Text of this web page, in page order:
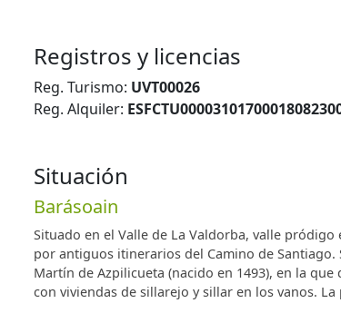
Registros y licencias
Reg. Turismo: UVT00026
Reg. Alquiler:
Situación
Barásoain
Situado en el Valle de La Valdorba, valle
por antiguos itinerarios del Camino de Santiago.
Martín de Azpilicueta (nacido en 1493), en la
con viviendas de sillarejo y sillar en los vanos.